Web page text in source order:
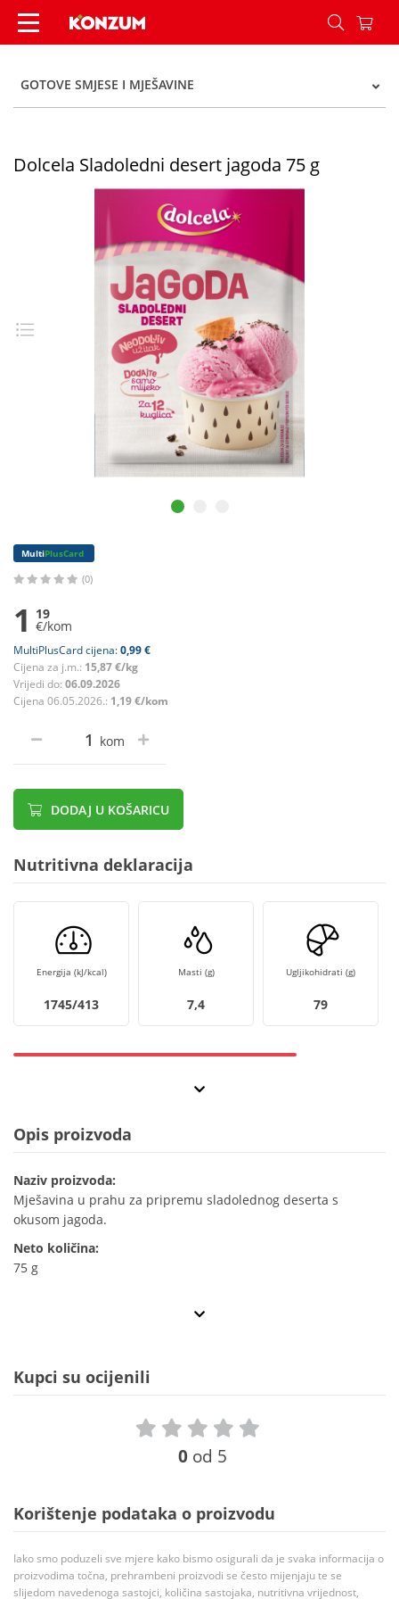
Dolcela Sladoledni desert jagoda 75 g - Konzum
GOTOVE SMJESE I MJEŠAVINE
Dolcela Sladoledni desert jagoda 75 g
MultiPlusCard
(0)
1 19
€/kom
MultiPlusCard cijena:0,99 €
Cijena za j.m.: 15,87 €/kg
Vrijedi do: 06.09.2026
Cijena 06.05.2026.: 1,19 €/kom
kom
DODAJ U KOŠARICU
Nutritivna deklaracija
Energija (kJ/kcal)
1745/413
Masti (g)
7,4
Ugljikohidrati (g)
79
Opis proizvoda
Naziv proizvoda:
Mješavina u prahu za pripremu sladolednog deserta s
okusom jagoda.
Neto količina:
75 g
Kupci su ocijenili
0 od 5
Korištenje podataka o proizvodu
Iako smo poduzeli sve mjere kako bismo osigurali da je svaka informacija o
proizvodima točna, prehrambeni proizvodi se često mijenjaju te se
slijedom navedenoga sastojci, količina sastojaka, nutritivna vrijednost,